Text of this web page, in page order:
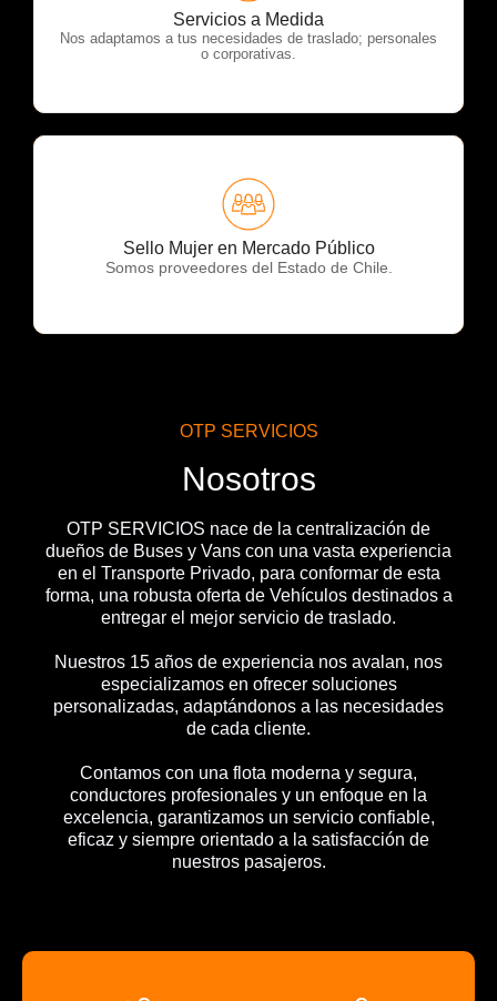
Servicios a Medida
Nos adaptamos a tus necesidades de traslado; personales
o corporativas.
OTP Servicios
Sello Mujer en Mercado Público
Somos proveedores del Estado de Chile.
OTP Servicios
OTP SERVICIOS
Nosotros
OTP SERVICIOS nace de la centralización de
dueños de Buses y Vans con una vasta experiencia
en el Transporte Privado, para conformar de esta
forma, una robusta oferta de Vehículos destinados a
entregar el mejor servicio de traslado.
Nuestros 15 años de experiencia nos avalan, nos
especializamos en ofrecer soluciones
personalizadas, adaptándonos a las necesidades
de cada cliente.
Contamos con una flota moderna y segura,
conductores profesionales y un enfoque en la
excelencia, garantizamos un servicio confiable,
eficaz y siempre orientado a la satisfacción de
nuestros pasajeros.